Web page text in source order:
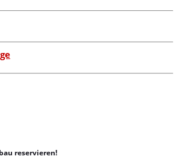
reservieren!